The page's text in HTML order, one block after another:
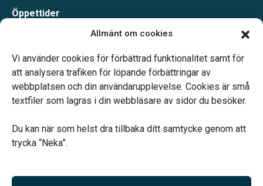
Allmänt om cookies
Vi använder cookies för förbättrad funktionalitet samt för
att analysera trafiken för löpande förbättringar av
webbplatsen och din användarupplevelse. Cookies är små
textfiler som lagras i din webbläsare av sidor du besöker.
Du kan när som helst dra tillbaka ditt samtycke genom att
trycka “Neka”.
Öppettider
Måndag-Torsdag 09.00-15.00
Telefonjour dygnet runt.
Vårt systerbolag Verahill hjälper dig med familjejuridiken –